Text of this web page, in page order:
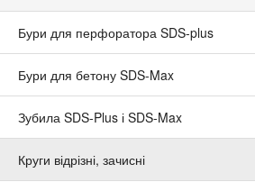
Бури для перфоратора SDS-plus
Бури для бетону SDS-Max
Зубила SDS-Plus і SDS-Max
Круги відрізні, зачисні